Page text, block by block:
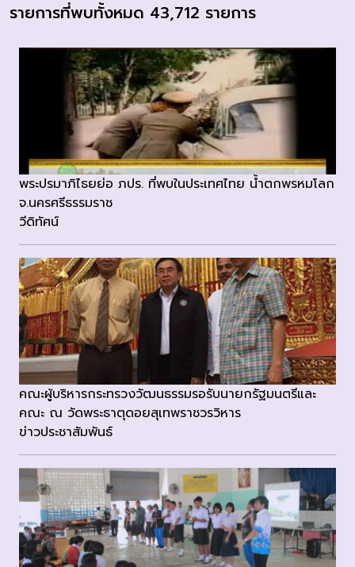
รายการที่พบทั้งหมด 43,712 รายการ
พระปรมาภิไธยย่อ ภปร. ที่พบในประเทศไทย น้ำตกพรหมโลก
จ.นครศรีธรรมราช
วีดิทัศน์
คณะผู้บริหารกระทรวงวัฒนธรรมรอรับนายกรัฐมนตรีและ
คณะ ณ วัดพระธาตุดอยสุเทพราชวรวิหาร
ข่าวประชาสัมพันธ์